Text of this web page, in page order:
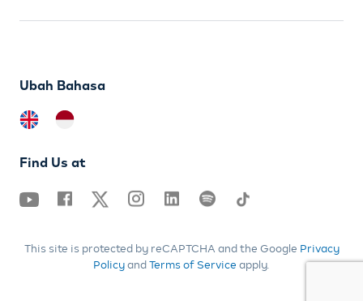
Ubah Bahasa
This site is protected by reCAPTCHA and the Google Privacy
Policy and Terms of Service apply.
Find Us at